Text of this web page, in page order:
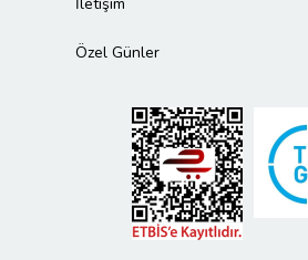
İletişim
Özel Günler